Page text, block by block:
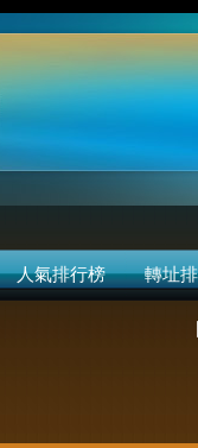
人氣排行榜 轉址